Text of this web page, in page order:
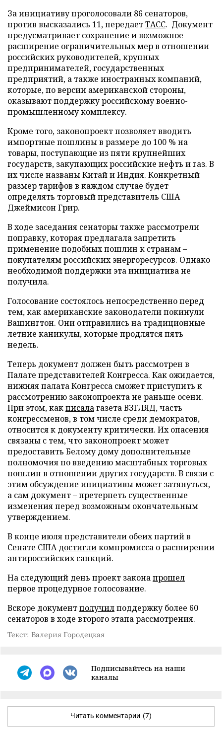
За инициативу проголосовали 86 сенаторов,
против высказались 11, передаетТАСС. Документ
предусматривает сохранение и возможное
расширение ограничительных мер в отношении
российских руководителей, крупных
предпринимателей, государственных
предприятий, а также иностранных компаний,
которые, по версии американской стороны,
оказывают поддержку российскому военно-
промышленному комплексу.
Кроме того, законопроект позволяет вводить
импортные пошлины в размере до 100 % на
товары, поступающие из пяти крупнейших
государств, закупающих российские нефть и газ. В
их числе названы Китай и Индия. Конкретный
размер тарифов в каждом случае будет
определять торговый представитель США
Джеймисон Грир.
В ходе заседания сенаторы также рассмотрели
поправку, которая предлагала запретить
применение подобных пошлин к странам –
покупателям российских энергоресурсов. Однако
необходимой поддержки эта инициатива не
получила.
Голосование состоялось непосредственно перед
тем, как американские законодатели покинули
Вашингтон. Они отправились на традиционные
летние каникулы, которые продлятся пять
недель.
Теперь документ должен быть рассмотрен в
Палате представителей Конгресса. Как ожидается,
нижняя палата Конгресса сможет приступить к
рассмотрению законопроекта не раньше осени.
При этом, какписалагазета ВЗГЛЯД, часть
конгрессменов, в том числе среди демократов,
относится к документу критически. Их опасения
связаны с тем, что законопроект может
предоставить Белому дому дополнительные
полномочия по введению масштабных торговых
пошлин в отношении других государств. В связи с
этим обсуждение инициативы может затянуться,
а сам документ – претерпеть существенные
изменения перед возможным окончательным
утверждением.
В конце июля представители обеих партий в
Сенате СШАдостигликомпромисса о расширении
антироссийских санкций.
На следующий день проект законапрошел
первое процедурное голосование.
Вскоре документполучилподдержку более 60
сенаторов в ходе второго этапа рассмотрения.
Текст: Валерия Городецкая
Подписывайтесь на наши
каналы
Читать комментарии (7)